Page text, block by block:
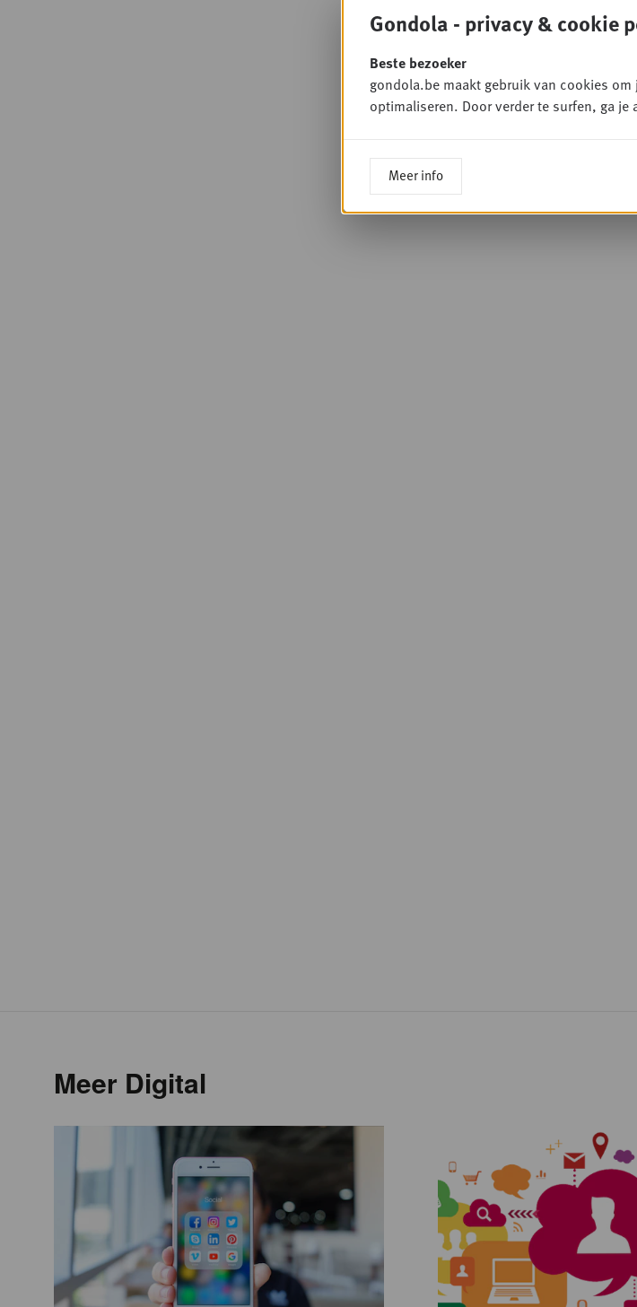
Meer Digital
Gondola - privacy & cookie
Beste bezoeker
gondola.be maakt gebruik van cookies om
optimaliseren. Door verder te surfen, ga je
Meer info